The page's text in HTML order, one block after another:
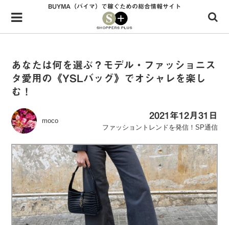
Menu
HOME
34歳独身OLバイマ実践記
ファッショントレンドを発信！SP通信
BUYMAで人気のブランド
BUYMAの売れ筋商品
バイマの疑問に現役パーソナルショッパーが答えてみた
バイマ活動の疑問に売れっ子現役バイヤーが答えてみた
BUYMA（バイマ）で稼ぐための総合情報サイト
あなたは何を選ぶ？モデル・ファッショニス
タ愛用の《YSLバッグ》でオシャレを楽し
む！
moco
2021年12月31日
ファッショントレンドを発信！SP通信